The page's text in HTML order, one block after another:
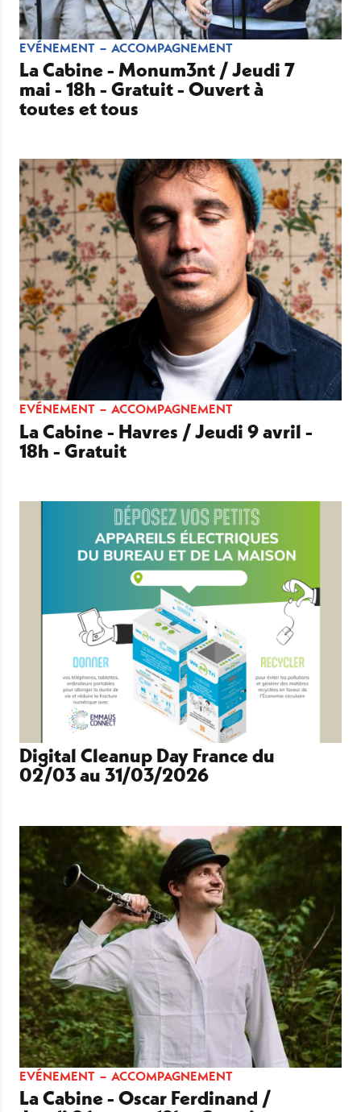
EVÉNEMENT ACCOMPAGNEMENT
La Cabine - Monum3nt / Jeudi 7
mai - 18h - Gratuit - Ouvert à
toutes et tous
EVÉNEMENT ACCOMPAGNEMENT
La Cabine - Havres / Jeudi 9 avril -
18h - Gratuit
Digital Cleanup Day France du
02/03 au 31/03/2026
EVÉNEMENT ACCOMPAGNEMENT
La Cabine - Oscar Ferdinand /